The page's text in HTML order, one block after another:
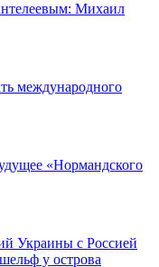
Михаил
международного
«Нормандского
Украины с Россией
у острова